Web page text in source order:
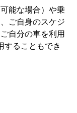
能な場合）や乗
ご自身のスケジ
自分の車を利用
することもでき